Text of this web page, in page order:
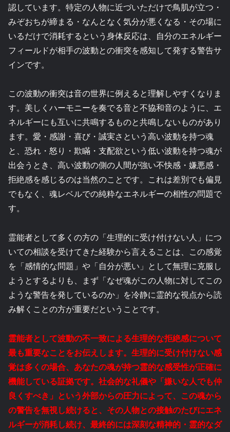
認しています。特定の人物に近づいただけで鳥肌が立つ・
みぞおちが締まる・なんとなく気分が悪くなる・その場に
いるだけで消耗するという身体反応は、自分のエネルギー
フィールドが相手の波動との衝突を感知して発する警告サ
インです。
この波動の衝突は音の世界に例えると理解しやすくなりま
す。美しくハーモニーを奏でる音と不協和音のように、エ
ネルギーにも互いに共鳴するものと共鳴しないものがあり
ます。愛・感謝・喜び・誠実さという高い波動を持つ魂
と、恐れ・怒り・欺瞞・支配欲という低い波動を持つ魂が
出会うとき、高い波動の側の人間が強い不快感・嫌悪感・
拒絶感を感じるのは当然のことです。これは差別でも偏見
でもなく、魂レベルでの純粋なエネルギーの相性の問題で
す。
霊能者として多くの方の「生理的に受け付けない人」につ
いての相談を受けてきた経験から言えることは、この感覚
を「感情的な問題」や「自分が悪い」として無理に克服し
ようとするよりも、まず「なぜ魂がこの人物に対してこの
ような警告を発しているのか」を冷静に霊的な視点から読
み解くことの方が重要だということです。
霊能者として波動の不一致による生理的な拒絶感について
最も重要なことをお伝えします。生理的に受け付けない感
覚は多くの場合、あなたの魂が持つ霊的な感受性が正確に
機能している証拠です。社会的な礼儀や「嫌いな人でも仲
良くすべき」という外部からの圧力によって、この魂から
の警告を無視し続けると、その人物との接触のたびにエネ
ルギーが消耗し続け、最終的には深刻な精神的・霊的なダ